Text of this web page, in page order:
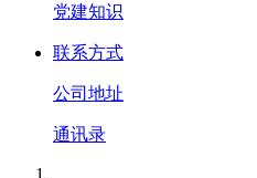
党建知识
联系方式
公司地址
通讯录